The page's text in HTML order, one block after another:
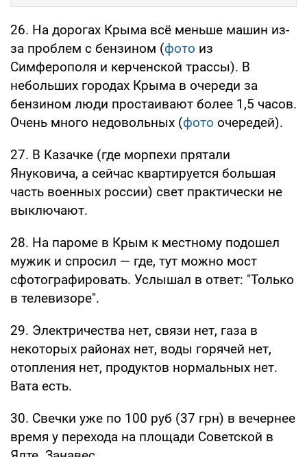
26. На дорогах Крыма всё меньше машин из-
за проблем с бензином (фото из
Симферополя и керченской трассы). В
небольших городах Крыма в очереди за
бензином люди простаивают более 1,5 часов.
Очень много недовольных (фото очередей).
27. В Казачке (где морпехи прятали
Януковича, а сейчас квартируется большая
часть военных россии) свет практически не
выключают.
28. На пароме в Крым к местному подошел
мужик и спросил — где, тут можно мост
сфотографировать. Услышал в ответ: "Только
в телевизоре".
29. Электричества нет, связи нет, газа в
некоторых районах нет, воды горячей нет,
отопления нет, продуктов нормальных нет.
Вата есть.
30. Свечки уже по 100 руб (37 грн) в вечернее
время у перехода на площади Советской в